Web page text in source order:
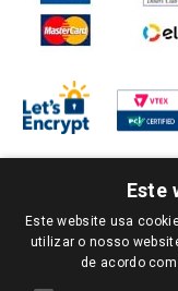
PARA VER OS PREÇOS
SUA PREFERÊNCIA.
TODOS OS PREÇOS E
Este
Este website usa
utilizar o nosso
de acordo